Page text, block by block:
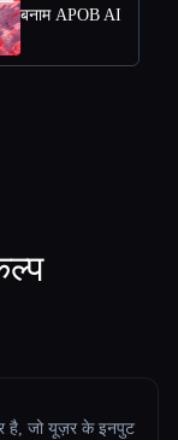
बनाम APOB AI
है, जो यूज़र के इनपुट